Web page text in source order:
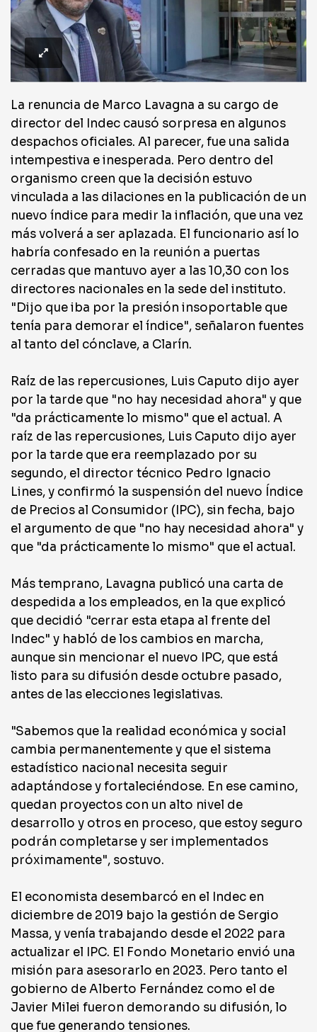
La renuncia de Marco Lavagna a su cargo de
director del Indec causó sorpresa en algunos
despachos oficiales. Al parecer, fue una salida
intempestiva e inesperada. Pero dentro del
organismo creen que la decisión estuvo
vinculada a las dilaciones en la publicación de un
nuevo índice para medir la inflación, que una vez
más volverá a ser aplazada. El funcionario así lo
habría confesado en la reunión a puertas
cerradas que mantuvo ayer a las 10,30 con los
directores nacionales en la sede del instituto.
"Dijo que iba por la presión insoportable que
tenía para demorar el índice", señalaron fuentes
al tanto del cónclave, a Clarín.
Raíz de las repercusiones, Luis Caputo dijo ayer
por la tarde que "no hay necesidad ahora" y que
"da prácticamente lo mismo" que el actual. A
raíz de las repercusiones, Luis Caputo dijo ayer
por la tarde que era reemplazado por su
segundo, el director técnico Pedro Ignacio
Lines, y confirmó la suspensión del nuevo Índice
de Precios al Consumidor (IPC), sin fecha, bajo
el argumento de que "no hay necesidad ahora" y
que "da prácticamente lo mismo" que el actual.
Más temprano, Lavagna publicó una carta de
despedida a los empleados, en la que explicó
que decidió "cerrar esta etapa al frente del
Indec" y habló de los cambios en marcha,
aunque sin mencionar el nuevo IPC, que está
listo para su difusión desde octubre pasado,
antes de las elecciones legislativas.
"Sabemos que la realidad económica y social
cambia permanentemente y que el sistema
estadístico nacional necesita seguir
adaptándose y fortaleciéndose. En ese camino,
quedan proyectos con un alto nivel de
desarrollo y otros en proceso, que estoy seguro
podrán completarse y ser implementados
próximamente", sostuvo.
El economista desembarcó en el Indec en
diciembre de 2019 bajo la gestión de Sergio
Massa, y venía trabajando desde el 2022 para
actualizar el IPC. El Fondo Monetario envió una
misión para asesorarlo en 2023. Pero tanto el
gobierno de Alberto Fernández como el de
Javier Milei fueron demorando su difusión, lo
que fue generando tensiones.